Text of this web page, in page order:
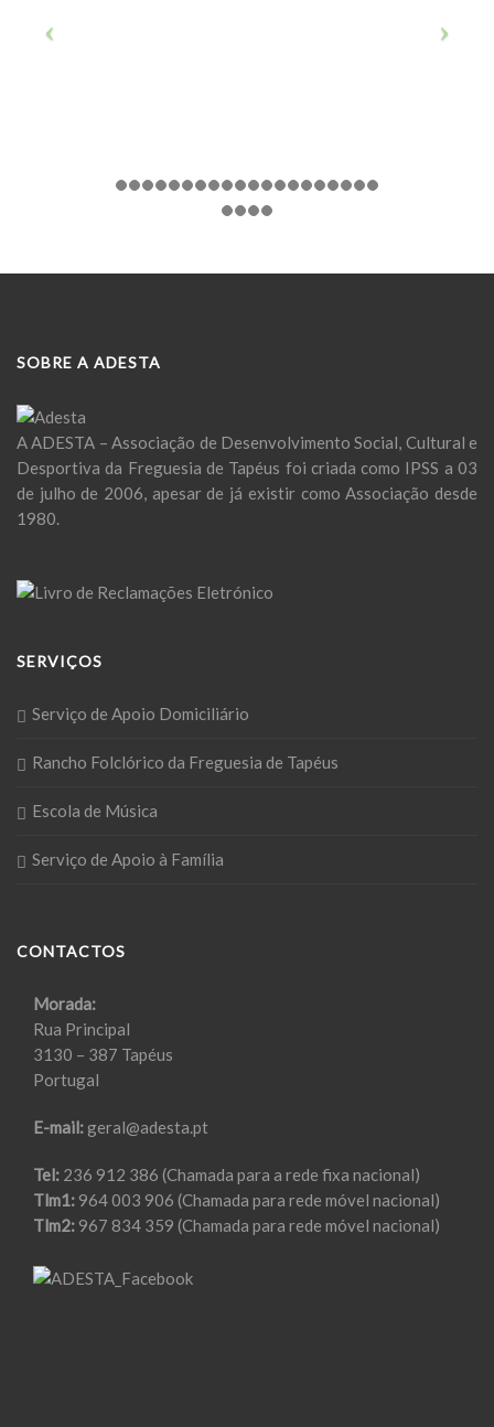
SOBRE A ADESTA
A ADESTA – Associação de Desenvolvimento Social, Cultural e
Desportiva da Freguesia de Tapéus foi criada como IPSS a 03
de julho de 2006, apesar de já existir como Associação desde
1980.
SERVIÇOS
Serviço de Apoio Domiciliário
Rancho Folclórico da Freguesia de Tapéus
Escola de Música
Serviço de Apoio à Família
CONTACTOS
Morada:
Rua Principal
3130 – 387 Tapéus
Portugal
E-mail:geral@adesta.pt
Tel: 236 912 386 (Chamada para a rede fixa nacional)
Tlm1: 964 003 906 (Chamada para rede móvel nacional)
Tlm2: 967 834 359 (Chamada para rede móvel nacional)